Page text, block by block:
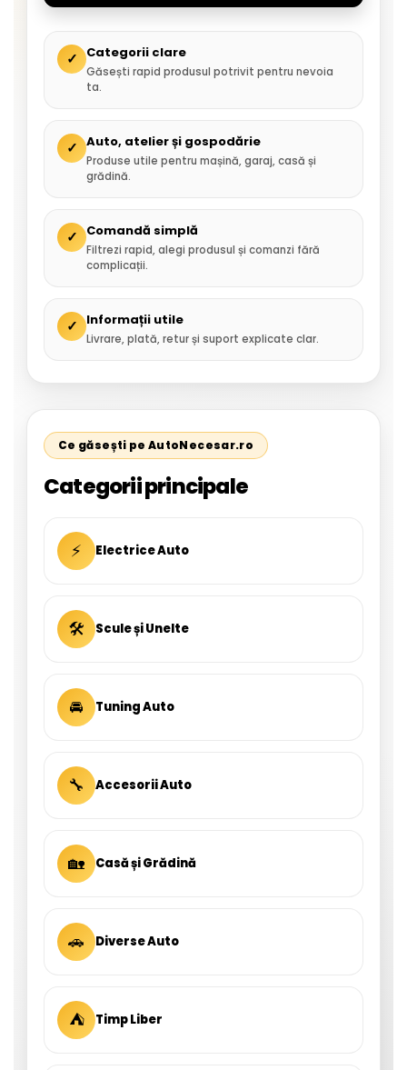
✓ Categorii clare
Găsești rapid produsul potrivit pentru nevoia
ta.
✓ Auto, atelier și gospodărie
Produse utile pentru mașină, garaj, casă și
grădină.
✓ Comandă simplă
Filtrezi rapid, alegi produsul și comanzi fără
complicații.
✓ Informații utile
Livrare, plată, retur și suport explicate clar.
Ce găsești pe AutoNecesar.ro
Categorii principale
⚡ Electrice Auto
🛠 Scule și Unelte
🚘 Tuning Auto
🔧 Accesorii Auto
🏡 Casă și Grădină
🚗 Diverse Auto
⛺ Timp Liber